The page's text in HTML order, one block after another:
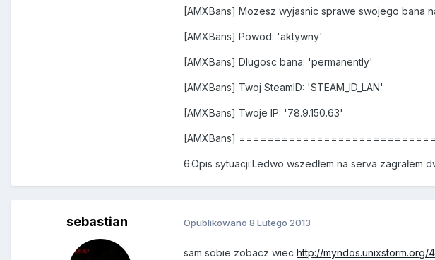
[AMXBans] Mozesz wyjasnic sprawe swojego bana
[AMXBans] Powod: 'aktywny'
[AMXBans] Dlugosc bana: 'permanently'
[AMXBans] Twoj SteamID: 'STEAM_ID_LAN'
[AMXBans] Twoje IP: '78.9.150.63'
[AMXBans]
6.Opis sytuacji:Ledwo wszedłem na serva
sebastian Opublikowano 8 Lutego 2013
sam sobie zobacz wiec http://myndos.unixstorm.org/